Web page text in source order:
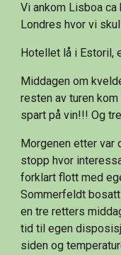
Vi ankom Lisboa
Londres hvor vi
Hotellet lå i Estoril,
Middagen om
resten av turen
spart på vin!!! Og
Morgenen etter var
stopp hvor
forklart flott med
Sommerfeldt
en tre retters
tid til egen
siden og